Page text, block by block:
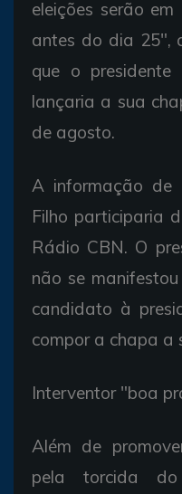
eleições serão
antes do dia 25",
que o
lançaria a sua
de agosto.
A informação de
Filho participaria
Rádio CBN. O
não se
candidato à
compor a chapa a
Interventor "boa
Além de
pela torcida